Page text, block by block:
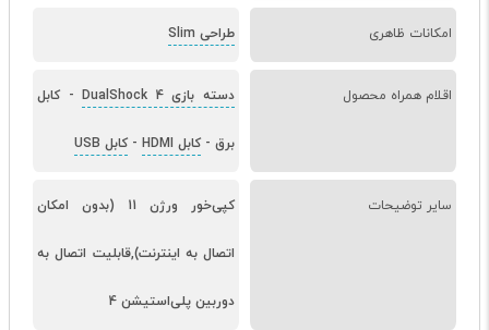
امکانات ظاهری طراحی Slim
اقلام همراه محصول دسته بازی DualShock 4 - کابل
برق - کابل HDMI - کابل USB
سایر توضیحات کپی‌خور ورژن 11 (بدون امکان
اتصال به اینترنت),قابلیت اتصال به
دوربین پلی‌استیشن 4